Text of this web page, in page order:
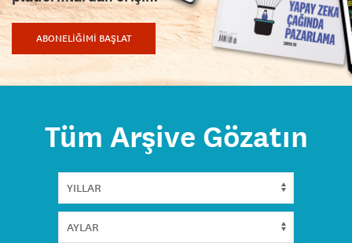
ABONELİĞİMİ BAŞLAT
Tüm Arşive Gözatın